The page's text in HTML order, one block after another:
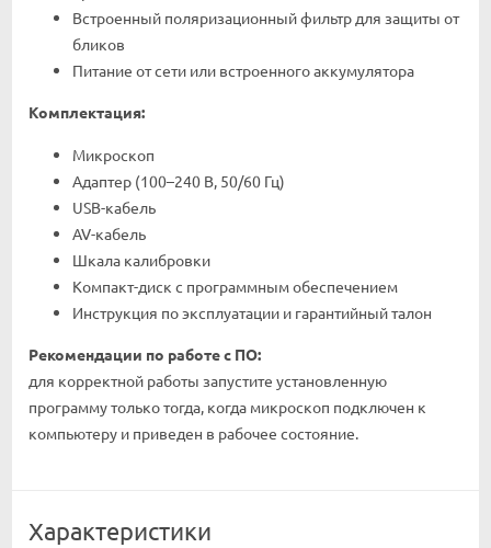
Встроенный поляризационный фильтр для защиты от
бликов
Питание от сети или встроенного аккумулятора
Комплектация:
Микроскоп
Адаптер (100–240 В, 50/60 Гц)
USB-кабель
AV-кабель
Шкала калибровки
Компакт-диск с программным обеспечением
Инструкция по эксплуатации и гарантийный талон
Рекомендации по работе с ПО:
для корректной работы запустите установленную
программу только тогда, когда микроскоп подключен к
компьютеру и приведен в рабочее состояние.
Характеристики